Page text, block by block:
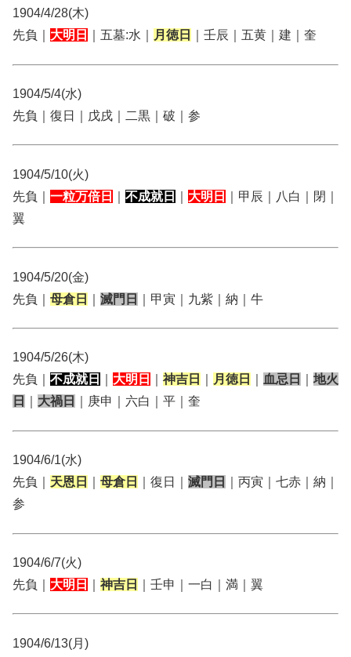
1904/4/28(木)
先負｜ 大明日 ｜五墓:水｜ 月徳日 ｜壬辰｜五黄｜建｜奎
1904/5/4(水)
先負｜復日｜戊戌｜二黒｜破｜参
1904/5/10(火)
先負｜ 一粒万倍日 不成就日 大明日
｜甲辰｜八白｜閉｜
翼
1904/5/20(金)
先負｜ 母倉日 滅門日 ｜甲寅｜九紫｜納｜牛
1904/5/26(木)
先負｜ 不成就日 大明日 神吉日 月徳日 血忌日
地火
日
大禍日 ｜庚申｜六白｜平｜奎
1904/6/1(水)
先負｜ 天恩日 母倉日 ｜復日｜ 滅門日
｜丙寅｜七赤｜納｜
参
1904/6/7(火)
先負｜ 大明日 神吉日 ｜壬申｜一白｜満｜翼
1904/6/13(月)